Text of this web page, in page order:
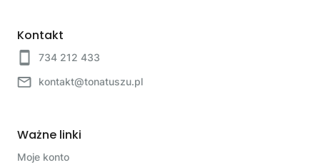
Kontakt
734 212 433
kontakt@tonatuszu.pl
Ważne linki
Moje konto